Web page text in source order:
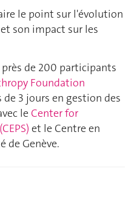
le point sur l'évolution
son impact sur les
de 200 participants
Foundation
3 jours en gestion des
le Center for
et le Centre en
de Genève.